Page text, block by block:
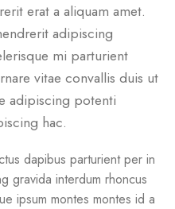
erat a aliquam amet.
adipiscing
mi parturient
vitae convallis duis ut
adipiscing potenti
hac.
dapibus parturient per in
gravida interdum rhoncus
ipsum montes montes id a